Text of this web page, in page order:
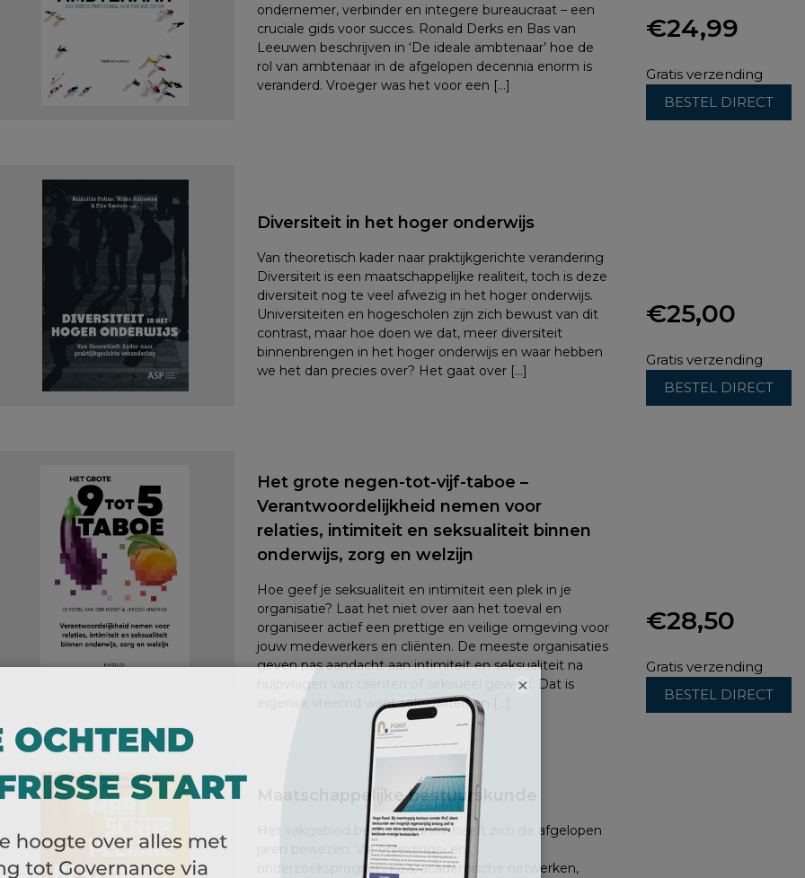
ondernemer, verbinder en integere bureaucraat – een
cruciale gids voor succes. Ronald Derks en Bas van
Leeuwen beschrijven in ‘De ideale ambtenaar’ hoe de
rol van ambtenaar in de afgelopen decennia enorm is
veranderd. Vroeger was het voor een […]
€24,99
Gratis verzending
BESTEL DIRECT
Diversiteit in het hoger onderwijs
Van theoretisch kader naar praktijkgerichte verandering
Diversiteit is een maatschappelijke realiteit, toch is deze
diversiteit nog te veel afwezig in het hoger onderwijs.
Universiteiten en hogescholen zijn zich bewust van dit
contrast, maar hoe doen we dat, meer diversiteit
binnenbrengen in het hoger onderwijs en waar hebben
we het dan precies over? Het gaat over […]
€25,00
Gratis verzending
BESTEL DIRECT
Het grote negen-tot-vijf-taboe –
Verantwoordelijkheid nemen voor
relaties, intimiteit en seksualiteit binnen
onderwijs, zorg en welzijn
Hoe geef je seksualiteit en intimiteit een plek in je
organisatie? Laat het niet over aan het toeval en
organiseer actief een prettige en veilige omgeving voor
jouw medewerkers en cliënten. De meeste organisaties
geven pas aandacht aan intimiteit en seksualiteit na
hulpvragen van cliënten of seksueel geweld. Dat is
eigenlijk vreemd want seksualiteit en […]
€28,50
Gratis verzending
BESTEL DIRECT
Maatschappelijke bestuurskunde
Het vakgebied bestuurskunde heeft zich de afgelopen
jaren bewezen. Via opleidings- en
onderzoeksprogramma’s, academische netwerken,
×